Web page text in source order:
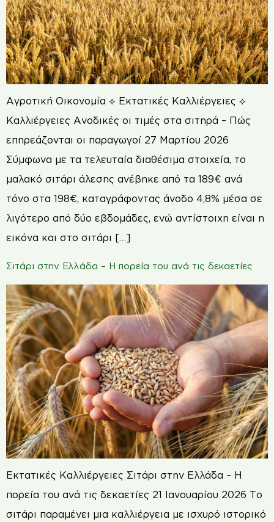
Αγροτική Οικονομία ⟡ Εκτατικές Καλλιέργειες ⟡
Καλλιέργειες Ανοδικές οι τιμές στα σιτηρά – Πώς
επηρεάζονται οι παραγωγοί 27 Μαρτίου 2026
Σύμφωνα με τα τελευταία διαθέσιμα στοιχεία, το
μαλακό σιτάρι άλεσης ανέβηκε από τα 189€ ανά
τόνο στα 198€, καταγράφοντας άνοδο 4,8% μέσα σε
λιγότερο από δύο εβδομάδες, ενώ αντίστοιχη είναι η
εικόνα και στο σιτάρι […]
Σιτάρι στην Ελλάδα – Η πορεία του ανά τις δεκαετίες
Εκτατικές Καλλιέργειες Σιτάρι στην Ελλάδα – Η
πορεία του ανά τις δεκαετίες 21 Ιανουαρίου 2026 Το
σιτάρι παραμένει μια καλλιέργεια με ισχυρό ιστορικό